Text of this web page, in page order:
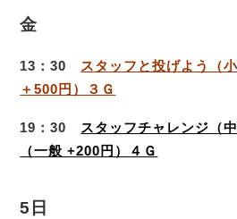
金
13：30 スタッフと投げよう（
＋500円）３Ｇ
19：30 スタッフチャレンジ（
（一般 +200円）４Ｇ
5日